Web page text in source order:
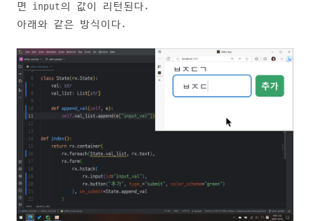
면 input의 값이 리턴된다.
아래와 같은 방식이다.